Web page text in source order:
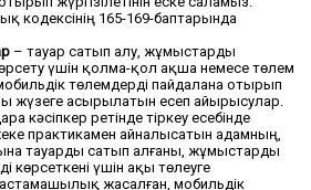
кодексінің 165-169-баптарында
– тауар сатып алу, жұмыстарды
үшін қолма-қол ақша немесе төлем
төлемдерді пайдалана отырып
жүзеге асырылатын есеп айырысулар.
кәсіпкер ретінде тіркеу есебінде
практикамен айналысатын адамның,
тауарды сатып алғаны, жұмыстарды
көрсеткені үшін ақы төлеуге
жасалған, мобильдік